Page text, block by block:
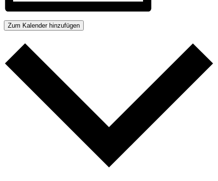
Zum Kalender hinzufügen